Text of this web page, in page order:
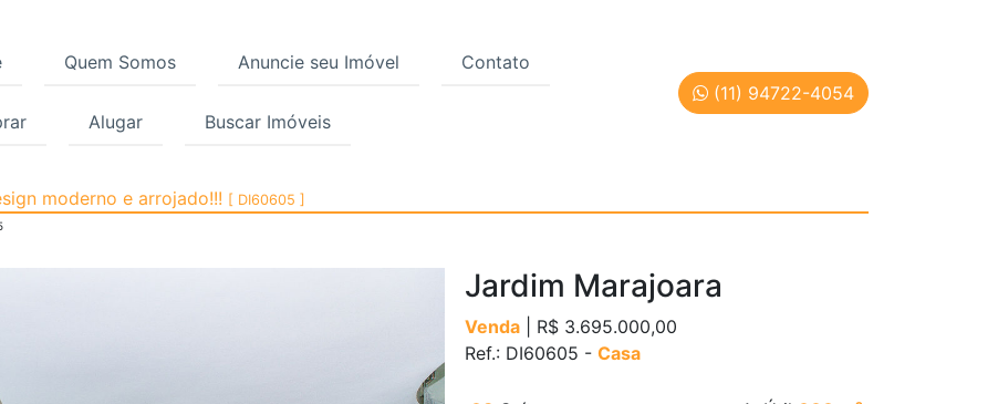
Quem Somos Anuncie seu Imóvel Contato
Alugar Buscar Imóveis
(11) 94722-4054
Marajoara, São Paulo | Cód: DI60605
moderno e arrojado!!! [ DI60605 ]
Jardim Marajoara
Venda | R$ 3.695.000,00
Ref.: DI60605 - Casa